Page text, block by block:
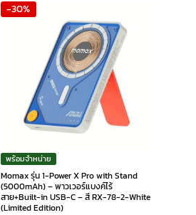
-30%
พร้อมจำหน่าย
Momax รุ่น 1-Power X Pro with Stand
(5000mAh) – พาวเวอร์แบงค์ไร้
สาย+Built-in USB-C – สี RX-78-2-White
(Limited Edition)